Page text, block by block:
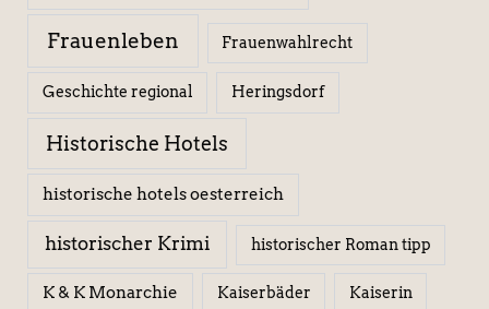
Frauenleben Frauenwahlrecht
Geschichte regional Heringsdorf
Historische Hotels
historische hotels oesterreich
historischer Krimi historischer Roman tipp
K & K Monarchie Kaiserbäder Kaiserin